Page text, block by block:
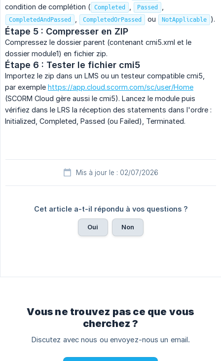
condition de complétion ( Completed Passed
CompletedAndPassed CompletedOrPassed ou NotApplicable ).
Étape 5 : Compresser en ZIP
Compressez le dossier parent (contenant cmi5.xml et le
dossier module1) en fichier zip.
Étape 6 : Tester le fichier cmi5
Importez le zip dans un LMS ou un testeur compatible cmi5,
par exemple https://app.cloud.scorm.com/sc/user/Home
(SCORM Cloud gère aussi le cmi5). Lancez le module puis
vérifiez dans le LRS la réception des statements dans l'ordre :
Initialized, Completed, Passed (ou Failed), Terminated.
Mis à jour le : 02/07/2026
Cet article a-t-il répondu à vos questions ?
Oui Non
Vous ne trouvez pas ce que vous
cherchez ?
Discutez avec nous ou envoyez-nous un email.